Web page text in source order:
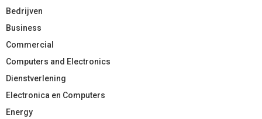
Bedrijven
Business
Commercial
Computers and Electronics
Dienstverlening
Electronica en Computers
Energy